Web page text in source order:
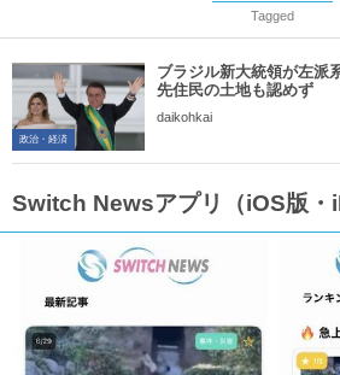
Tagged
政治・経済
ブラジル新大統領が左派
先住民の土地も認めず
daikohkai
Switch Newsアプリ（iOS版・